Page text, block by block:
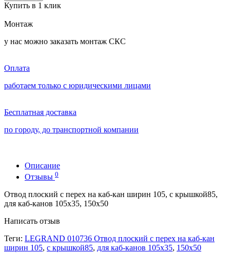
Купить в 1 клик
Монтаж
у нас можно заказать монтаж СКС
Оплата
работаем только с юридическими лицами
Бесплатная доставка
по городу, до транспортной компании
Описание
Отзывы 0
Отвод плоский с перех на каб-кан ширин 105, с крышкой85,
для каб-канов 105х35, 150х50
Написать отзыв
Теги: LEGRAND 010736 Отвод плоский с перех на каб-кан
ширин 105, с крышкой85, для каб-канов 105х35, 150х50